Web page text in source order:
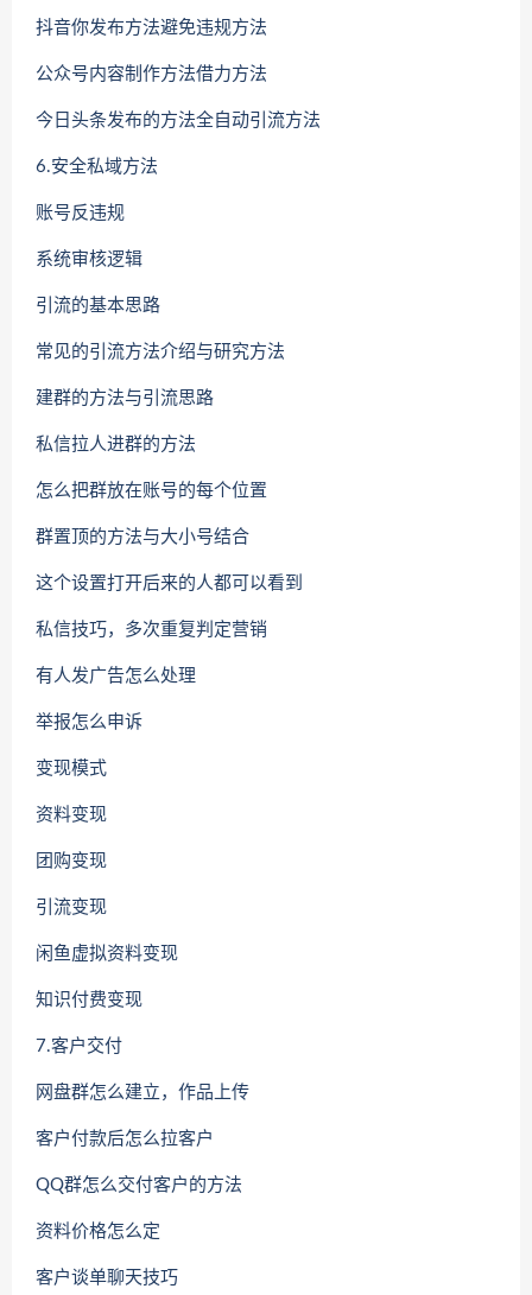
抖音你发布方法避免违规方法
公众号内容制作方法借力方法
今日头条发布的方法全自动引流方法
6.安全私域方法
账号反违规
系统审核逻辑
引流的基本思路
常见的引流方法介绍与研究方法
建群的方法与引流思路
私信拉人进群的方法
怎么把群放在账号的每个位置
群置顶的方法与大小号结合
这个设置打开后来的人都可以看到
私信技巧，多次重复判定营销
有人发广告怎么处理
举报怎么申诉
变现模式
资料变现
团购变现
引流变现
闲鱼虚拟资料变现
知识付费变现
7.客户交付
网盘群怎么建立，作品上传
客户付款后怎么拉客户
QQ群怎么交付客户的方法
资料价格怎么定
客户谈单聊天技巧